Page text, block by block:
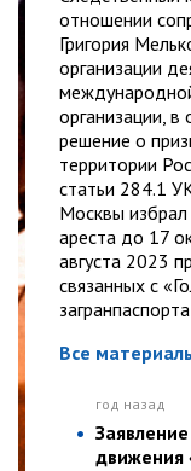
отношении
Григория
организации
организации,
решение о
территории
статьи 284.1
Москвы избрал
ареста до 17
августа 2023
связанных с
Все
год назад
движения